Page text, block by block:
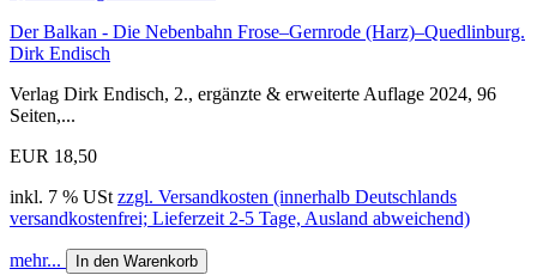
Der Balkan - Die Nebenbahn Frose–Gernrode (Harz)–Quedlinburg.
Dirk Endisch
Verlag Dirk Endisch, 2., ergänzte & erweiterte Auflage 2024, 96
Seiten,...
EUR 18,50
inkl. 7 % USt zzgl. Versandkosten (innerhalb Deutschlands
versandkostenfrei; Lieferzeit 2-5 Tage, Ausland abweichend)
mehr... In den Warenkorb